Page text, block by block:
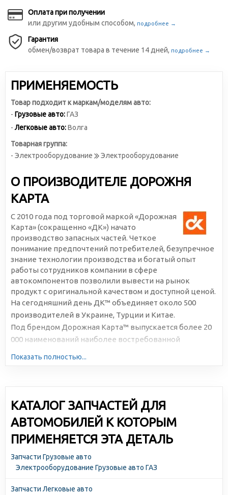
Оплата при получении
или другим удобным способом, подробнее →
Гарантия
обмен/возврат товара в течение 14 дней, подробнее →
ПРИМЕНЯЕМОСТЬ
Товар подходит к маркам/моделям авто:
- Грузовые авто:ГАЗ
-Легковые авто:Волга
Товарная группа:
- Электрооборудование
Электрооборудование
О ПРОИЗВОДИТЕЛЕ ДОРОЖНЯ
КАРТА
С 2010 года под торговой маркой «Дорожная
Карта» (сокращенно «ДК») начато
производство запасных частей. Четкое
понимание предпочтений потребителей, безупречное
знание технологии производства и богатый опыт
работы сотрудников компании в сфере
автокомпонентов позволили вывести на рынок
продукт с оригинальной качеством и доступной ценой.
На сегодняшний день ДК™ объединяет около 500
производителей в Украине, Турции и Китае.
Под брендом Дорожная Карта™ выпускается более 20
000 наименований наиболее востребованной
Показать полностью...
КАТАЛОГ ЗАПЧАСТЕЙ ДЛЯ
АВТОМОБИЛЕЙ К КОТОРЫМ
ПРИМЕНЯЕТСЯ ЭТА ДЕТАЛЬ
Запчасти Грузовые авто
Электрооборудование Грузовые авто ГАЗ
Запчасти Легковые авто